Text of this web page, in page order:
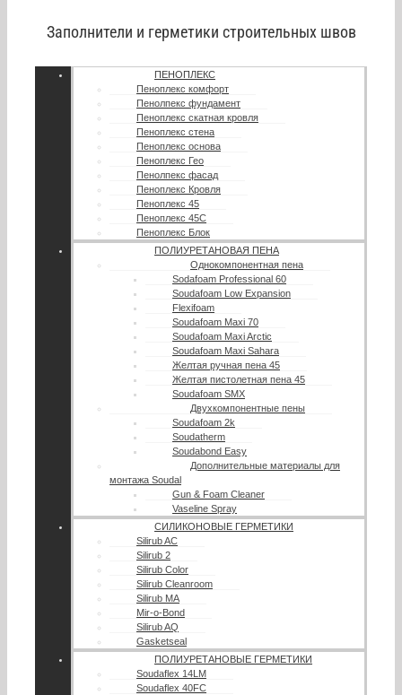
Заполнители и герметики строительных швов
ПЕНОПЛЕКС
Пеноплекс комфорт
Пенолпекс фундамент
Пеноплекс скатная кровля
Пеноплекс стена
Пеноплекс основа
Пеноплекс Гео
Пенолпекс фасад
Пеноплекс Кровля
Пеноплекс 45
Пеноплекс 45С
Пеноплекс Блок
ПОЛИУРЕТАНОВАЯ ПЕНА
Однокомпонентная пена
Sodafoam Professional 60
Soudafoam Low Expansion
Flexifoam
Soudafoam Maxi 70
Soudafoam Maxi Arctic
Soudafoam Maxi Sahara
Желтая ручная пена 45
Желтая пистолетная пена 45
Soudafoam SMX
Двухкомпонентные пены
Soudafoam 2k
Soudatherm
Soudabond Easy
Дополнительные материалы для
монтажа Soudal
Gun & Foam Cleaner
Vaseline Spray
СИЛИКОНОВЫЕ ГЕРМЕТИКИ
Silirub AC
Silirub 2
Silirub Color
Silirub Cleanroom
Silirub MA
Mir-o-Bond
Silirub AQ
Gasketseal
ПОЛИУРЕТАНОВЫЕ ГЕРМЕТИКИ
Soudaflex 14LM
Soudaflex 40FC